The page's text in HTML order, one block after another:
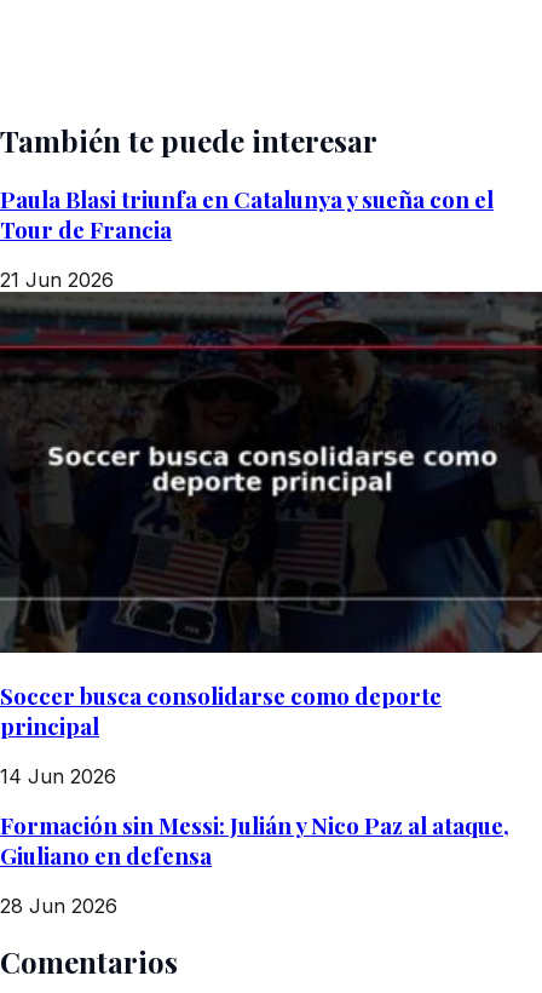
También te puede interesar
Paula Blasi triunfa en Catalunya y sueña con el
Tour de Francia
21 Jun 2026
Soccer busca consolidarse como deporte
principal
14 Jun 2026
Formación sin Messi: Julián y Nico Paz al ataque,
Giuliano en defensa
28 Jun 2026
Comentarios